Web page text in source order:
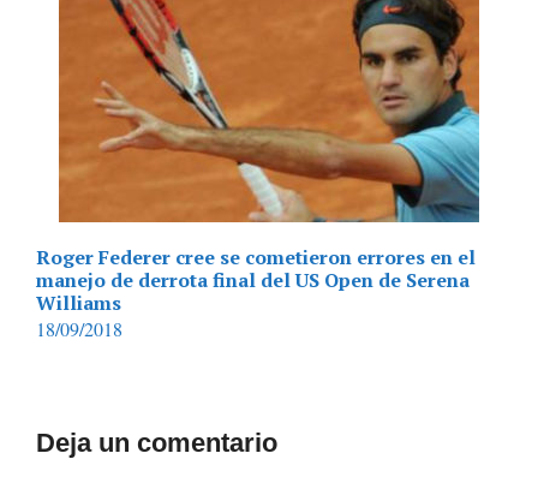
Roger Federer cree se cometieron errores en el
manejo de derrota final del US Open de Serena
Williams
18/09/2018
Deja un comentario